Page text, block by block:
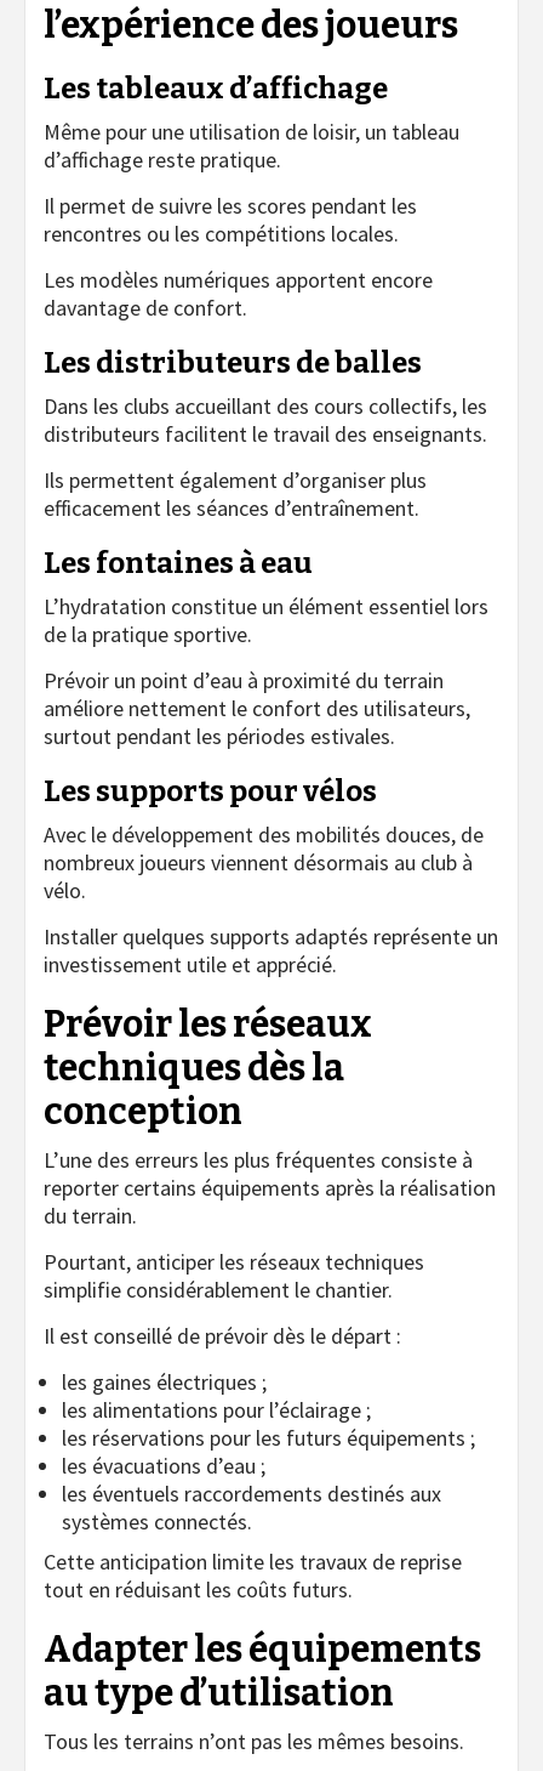
l’expérience des joueurs
Les tableaux d’affichage
Même pour une utilisation de loisir, un tableau
d’affichage reste pratique.
Il permet de suivre les scores pendant les
rencontres ou les compétitions locales.
Les modèles numériques apportent encore
davantage de confort.
Les distributeurs de balles
Dans les clubs accueillant des cours collectifs, les
distributeurs facilitent le travail des enseignants.
Ils permettent également d’organiser plus
efficacement les séances d’entraînement.
Les fontaines à eau
L’hydratation constitue un élément essentiel lors
de la pratique sportive.
Prévoir un point d’eau à proximité du terrain
améliore nettement le confort des utilisateurs,
surtout pendant les périodes estivales.
Les supports pour vélos
Avec le développement des mobilités douces, de
nombreux joueurs viennent désormais au club à
vélo.
Installer quelques supports adaptés représente un
investissement utile et apprécié.
Prévoir les réseaux
techniques dès la
conception
L’une des erreurs les plus fréquentes consiste à
reporter certains équipements après la réalisation
du terrain.
Pourtant, anticiper les réseaux techniques
simplifie considérablement le chantier.
Il est conseillé de prévoir dès le départ :
les gaines électriques ;
les alimentations pour l’éclairage ;
les réservations pour les futurs équipements ;
les évacuations d’eau ;
les éventuels raccordements destinés aux
systèmes connectés.
Cette anticipation limite les travaux de reprise
tout en réduisant les coûts futurs.
Adapter les équipements
au type d’utilisation
Tous les terrains n’ont pas les mêmes besoins.